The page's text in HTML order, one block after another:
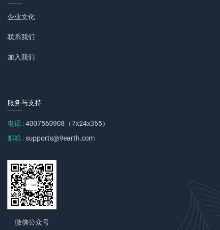
企业文化
联系我们
加入我们
服务与支持
电话 :4007560908（7x24x365）
邮箱 : supports@9earth.com
微信公众号